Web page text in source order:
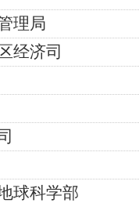
理局
经济司
球科学部